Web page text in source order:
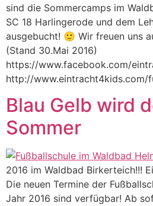
sind die Sommercamps im
SC 18 Harlingerode und dem
ausgebucht! 🙂 Wir freuen uns
(Stand 30.Mai 2016)
https://www.facebook.com/
http://www.eintracht4kids.com/
Blau Gelb wird
Sommer
2016 im Waldbad Birkerteich!!!
Die neuen Termine der
Jahr 2016 sind verfügbar! Ab